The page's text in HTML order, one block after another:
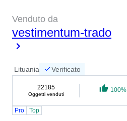
Venduto da
vestimentum-trado
Lituania Verificato
22185
Oggetti venduti
100%
Pro Top